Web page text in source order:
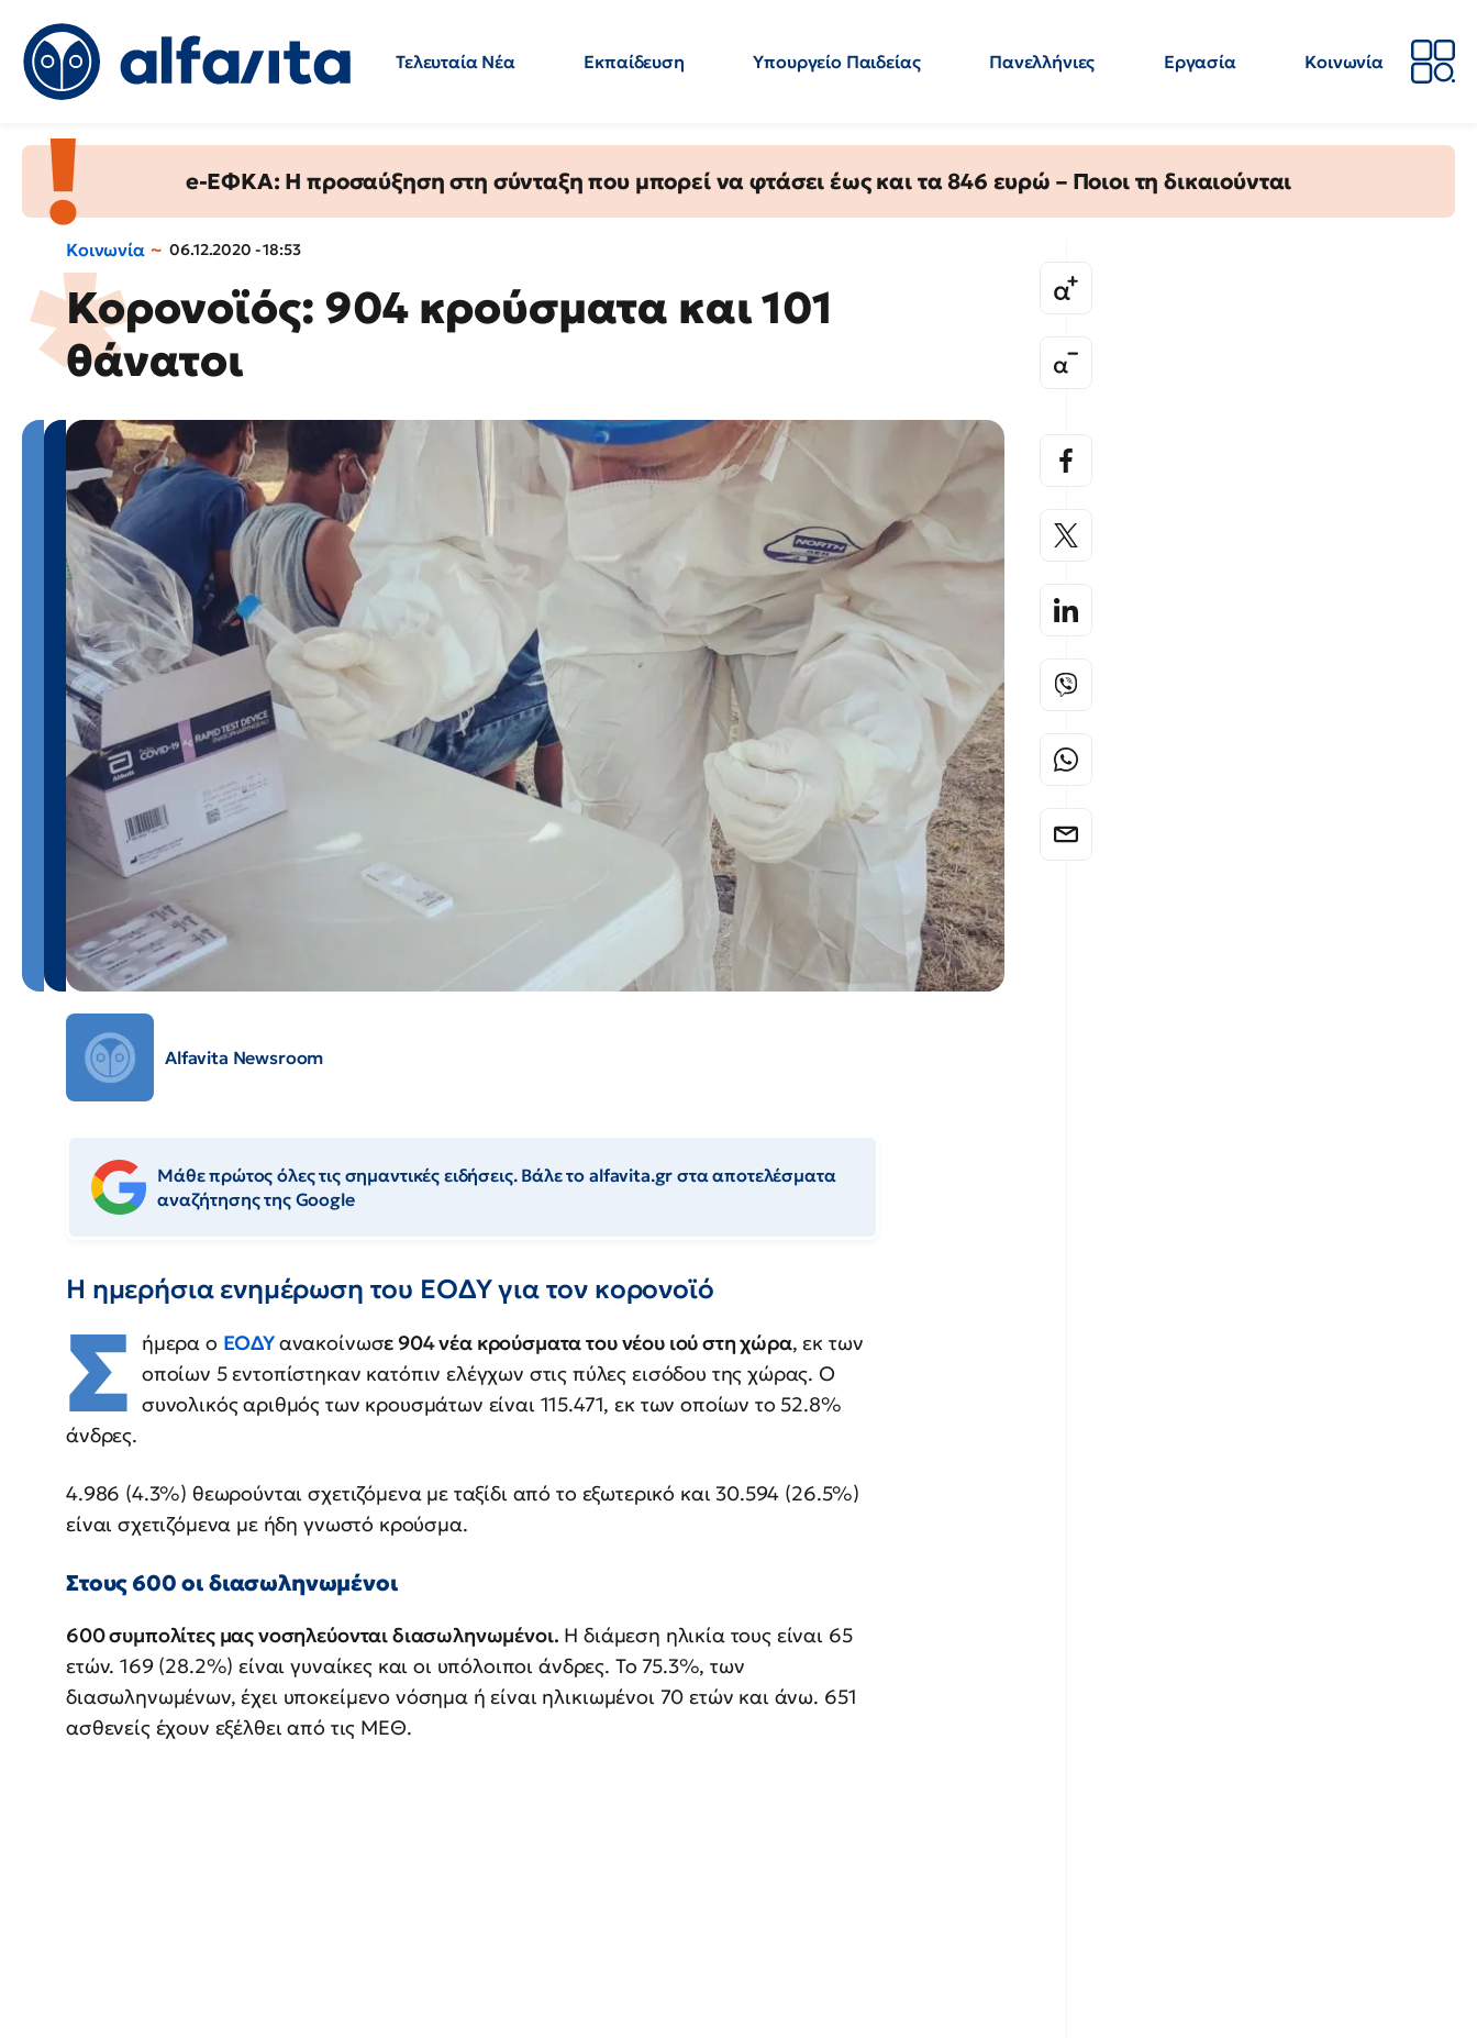
Τελευταία Νέα Εκπαίδευση Υπουργείο Παιδείας Πανελλήνιες Εργασία
Κοινωνία
e-ΕΦΚΑ: Η προσαύξηση στη σύνταξη που μπορεί να φτάσει έως και τα 846 ευρώ – Ποιοι τη δικαιούνται
Κοινωνία 06.12.2020 - 18:53
Κορονοϊός: 904 κρούσματα και 101
θάνατοι
Alfavita Newsroom
Μάθε πρώτος όλες τις σημαντικές ειδήσεις. Βάλε το alfavita.gr στα αποτελέσματα
αναζήτησης της Google
Η ημερήσια ενημέρωση του ΕΟΔΥ για τον κορονοϊό
Σ ήμερα ο ΕΟΔΥανακοίνωσε 904 νέα κρούσματα του νέου ιού στη χώρα, εκ των
οποίων 5 εντοπίστηκαν κατόπιν ελέγχων στις πύλες εισόδου της χώρας. Ο
συνολικός αριθμός των κρουσμάτων είναι 115.471, εκ των οποίων το 52.8%
άνδρες.
4.986 (4.3%) θεωρούνται σχετιζόμενα με ταξίδι από το εξωτερικό και 30.594 (26.5%)
είναι σχετιζόμενα με ήδη γνωστό κρούσμα.
Στους 600 οι διασωληνωμένοι
600 συμπολίτες μας νοσηλεύονται διασωληνωμένοι. Η διάμεση ηλικία τους είναι 65
ετών. 169 (28.2%) είναι γυναίκες και οι υπόλοιποι άνδρες. To 75.3%, των
διασωληνωμένων, έχει υποκείμενο νόσημα ή είναι ηλικιωμένοι 70 ετών και άνω. 651
ασθενείς έχουν εξέλθει από τις ΜΕΘ.